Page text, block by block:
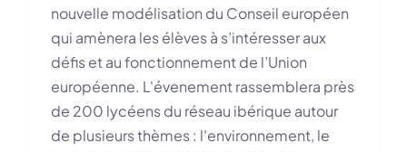
nouvelle modélisation du Conseil européen
qui amènera les élèves à s’intéresser aux
défis et au fonctionnement de l’Union
européenne. L'évenement rassemblera près
de 200 lycéens du réseau ibérique autour
de plusieurs thèmes : l'environnement, le